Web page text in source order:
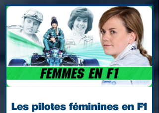
Les pilotes féminines en F1